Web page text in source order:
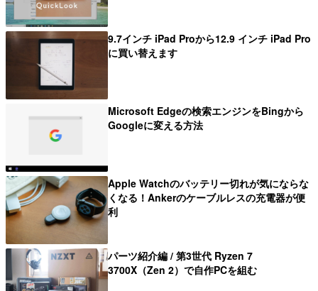
9.7インチ iPad Proから12.9 インチ iPad Pro
に買い替えます
Microsoft Edgeの検索エンジンをBingから
Googleに変える方法
Apple Watchのバッテリー切れが気にならな
くなる！Ankerのケーブルレスの充電器が便
利
パーツ紹介編 / 第3世代 Ryzen 7
3700X（Zen 2）で自作PCを組む